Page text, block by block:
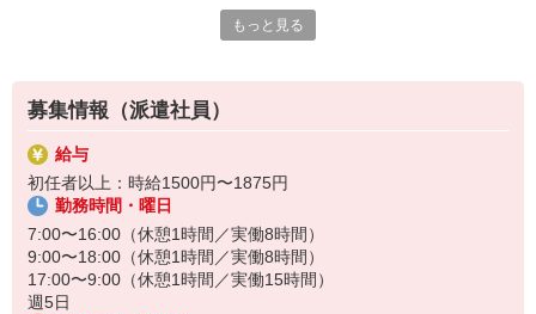
新しい環境で挑戦しませんか？
ご応募を心よりお待ちしております！
※食事・入浴・排せつなどの生活支援あり
チームで支援をしていきましょう！！
もっと見る
募集情報（派遣社員）
給与
初任者以上：時給1500円〜1875円
勤務時間・曜日
7:00〜16:00（休憩1時間／実働8時間）
9:00〜18:00（休憩1時間／実働8時間）
17:00〜9:00（休憩1時間／実働15時間）
週5日